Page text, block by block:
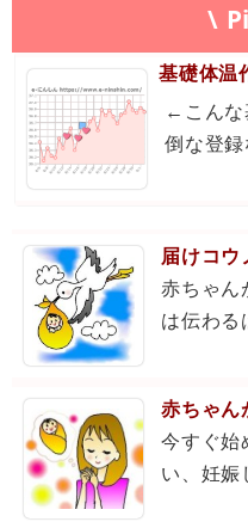
\
基礎体温
←こんな
倒な登
届けコウ
赤ちゃん
は伝わる
赤ちゃん
今すぐ始
い、妊娠